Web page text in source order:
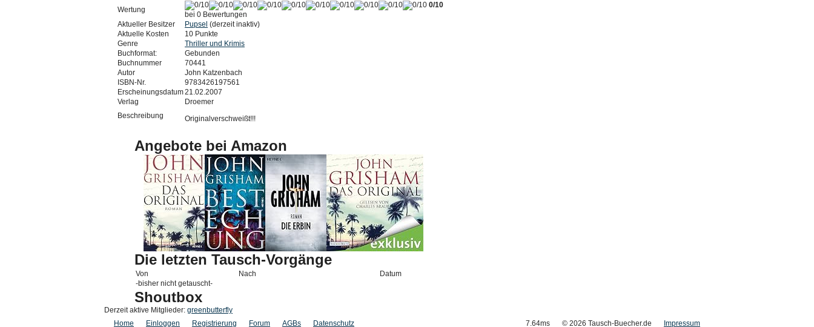
Wertung
0/10
bei 0 Bewertungen
Aktueller Besitzer
Pupsel (derzeit inaktiv)
Aktuelle Kosten
10 Punkte
Genre
Thriller und Krimis
Buchformat:
Gebunden
Buchnummer
70441
Autor
John Katzenbach
ISBN-Nr.
9783426197561
Erscheinungsdatum21.02.2007
Verlag
Droemer
Beschreibung
Originalverschweißt!!!
Angebote bei Amazon
Die letzten Tausch-Vorgänge
Von Nach
Datum
-bisher nicht getauscht-
Shoutbox
Derzeit aktive Mitglieder: greenbutterfly
Home
Einloggen Registrierung Forum AGBs Datenschutz 7.64ms © 2026 Tausch-Buecher.de Impressum